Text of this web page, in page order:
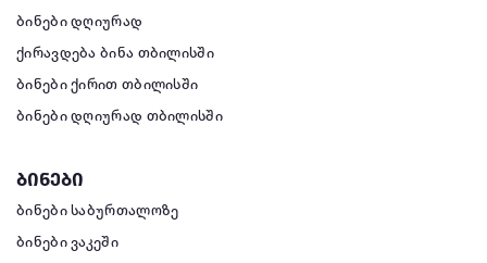
ბინები დღიურად
ქირავდება ბინა თბილისში
ბინები ქირით თბილისში
ბინები დღიურად თბილისში
ბინები
ბინები საბურთალოზე
ბინები ვაკეში